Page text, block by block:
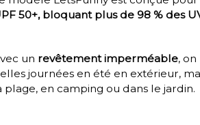
50+, bloquant plus de 98 % des
un revêtement imperméable,
journées en été en extérieur,
plage, en camping ou dans le jardin.